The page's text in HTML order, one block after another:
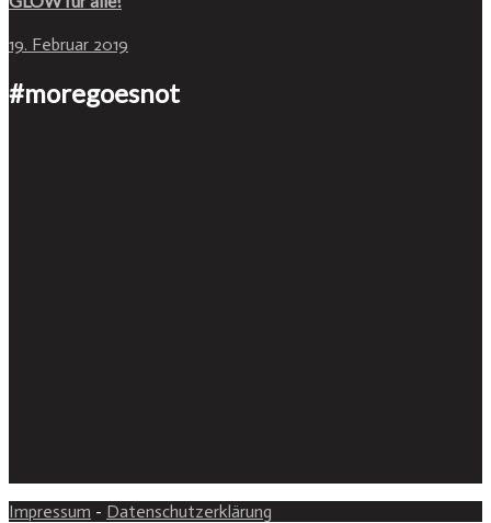
19. Februar 2019
#moregoesnot
Impressum - Datenschutzerklärung